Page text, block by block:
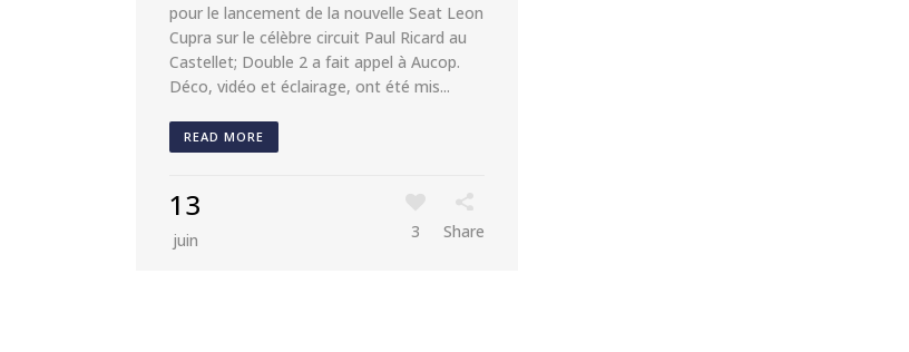
pour le lancement de la nouvelle Seat Leon
Cupra sur le célèbre circuit Paul Ricard au
Castellet; Double 2 a fait appel à Aucop.
Déco, vidéo et éclairage, ont été mis...
READ MORE
13
juin 3 Share